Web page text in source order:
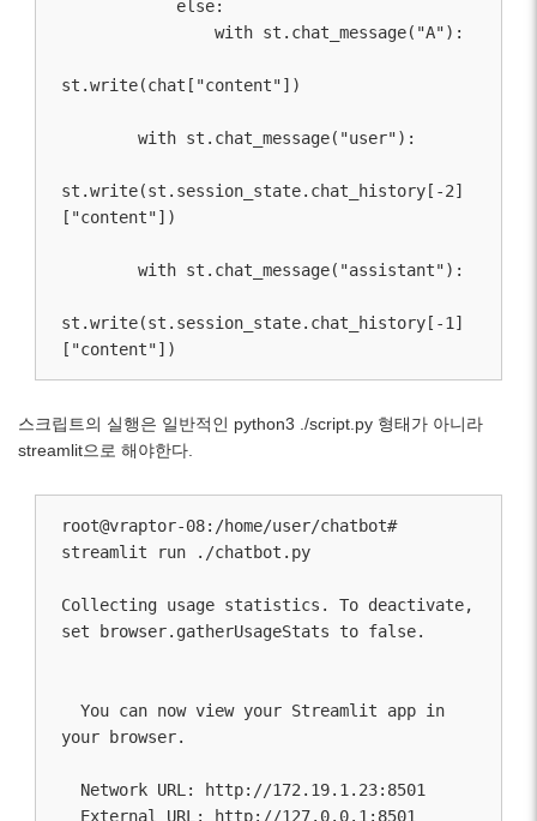
st.write(chat["content"])
st.write(st.session_state.chat_history[-2]
["content"])
st.write(st.session_state.chat_history[-1]
스크립트의 실행은 일반적인 python3 ./script.py 형태가 아니라
streamlit으로 해야한다.
root@vraptor-08:/home/user/chatbot#
streamlit run ./chatbot.py
Collecting usage statistics. To deactivate,
set browser.gatherUsageStats to false.
your browser.